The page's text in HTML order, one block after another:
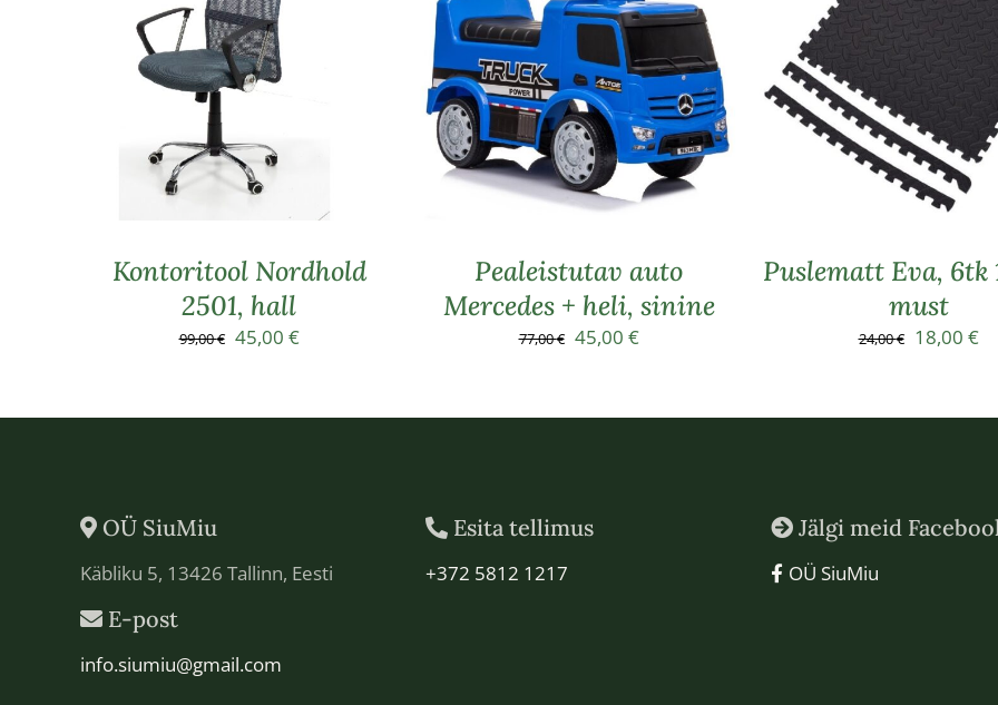
LISA KORVI / KIIRVAADE
Kontoritool Nordhold
2501, hall
99,00€ Algne
99,00 €.
45,00 €Praegune
45,00 €.
LISA KORVI / KIIRVAADE
Pealeistutav auto
Mercedes + heli, sinine
77,00€ Algne
77,00 €.
45,00 €Praegune
45,00 €.
LISA KORVI
Puslematt Eva, 6tk
must
24,00€ Algne
24,00 €.
18,00 €
OÜ SiuMiu
Käbliku 5, 13426 Tallinn, Eesti
E-post
info.siumiu@gmail.com
Esita tellimus
+372 5812 1217
Jälgi meid
OÜ SiuMiu